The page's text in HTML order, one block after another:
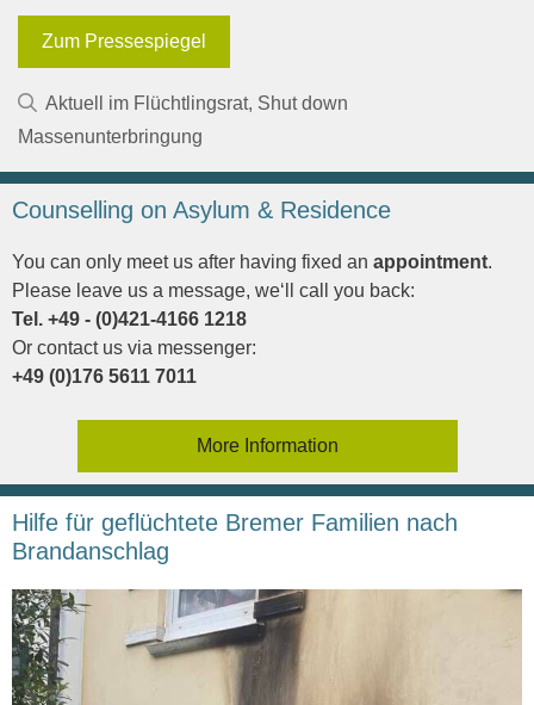
Zum Pressespiegel
Kategorien
Aktuell im Flüchtlingsrat, Shut down
Massenunterbringung
Counselling on Asylum & Residence
You can only meet us after having fixed an appointment.
Please leave us a message, we‘ll call you back:
Tel. +49 - (0)421-4166 1218
Or contact us via messenger:
+49 (0)176 5611 7011
More Information
Hilfe für geflüchtete Bremer Familien nach
Brandanschlag